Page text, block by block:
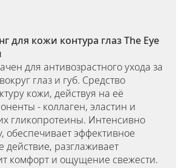
для кожи контура глаз The Eye
для антивозрастного ухода за
глаз и губ. Средство
кожи, действуя на её
- коллаген, эластин и
гликопротеины. Интенсивно
обеспечивает эффективное
разглаживает
комфорт и ощущение свежести.